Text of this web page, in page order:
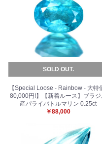
SOLD OUT.
【Special Loose - Rainbow - 大特
80,000円!】【新着ルース】ブラジ
産パライバトルマリン 0.25ct
￥88,000